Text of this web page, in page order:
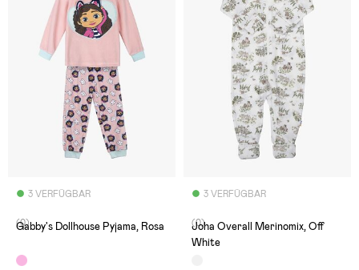
3 VERFÜGBAR
(0)
Gabby's Dollhouse Pyjama, Rosa
3 VERFÜGBAR
(0)
Joha Overall Merinomix, Off
White